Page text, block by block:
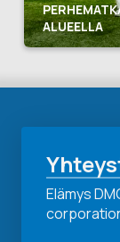
ALUEELLA
Elämys